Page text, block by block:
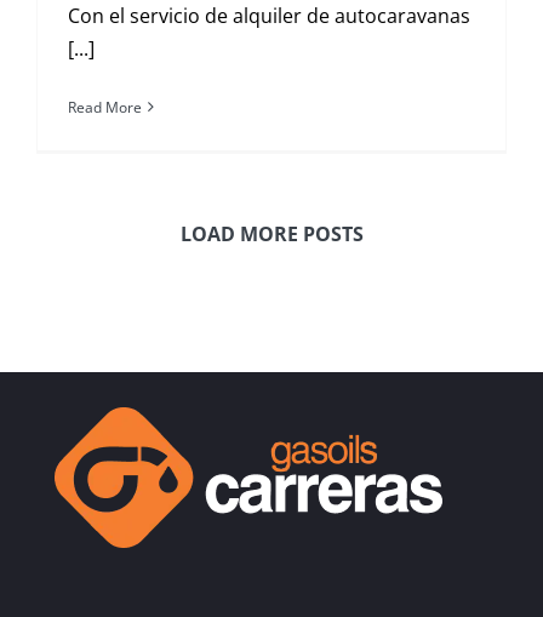
Con el servicio de alquiler de autocaravanas
[...]
Read More
LOAD MORE POSTS